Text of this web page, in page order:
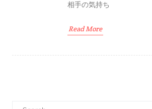
相手の気持ち
Read More